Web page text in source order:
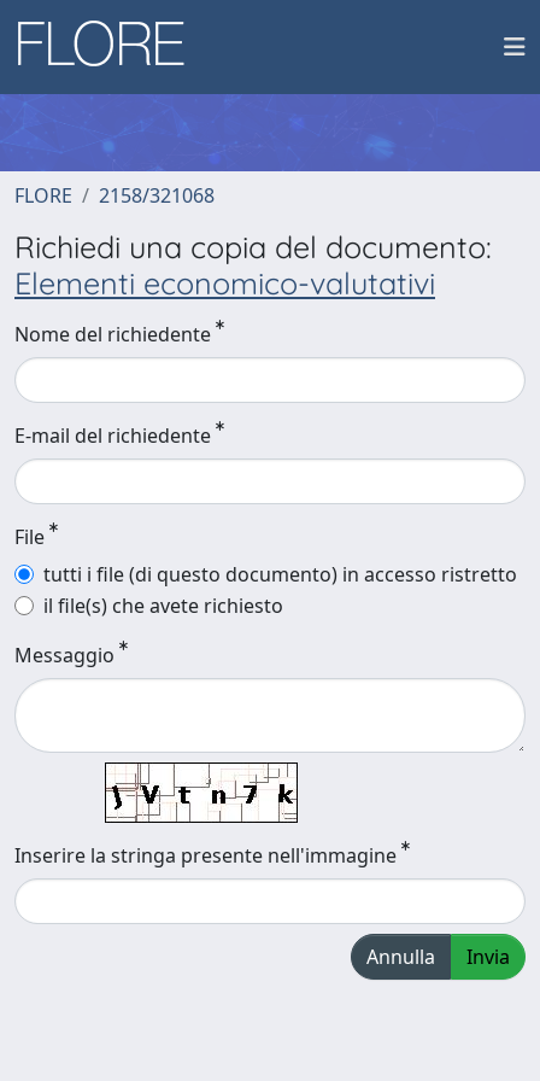
FLORE 2158/321068
Richiedi una copia del documento:
Elementi economico-valutativi
Nome del richiedente
E-mail del richiedente
File
tutti i file (di questo documento) in accesso ristretto
il file(s) che avete richiesto
Messaggio
Inserire la stringa presente nell'immagine
Annulla Invia